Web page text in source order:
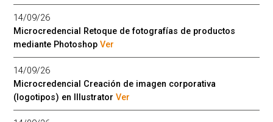
14/09/26
Microcredencial Retoque de fotografías de productos
mediante PhotoshopVer
14/09/26
Microcredencial Creación de imagen corporativa
(logotipos) en IllustratorVer